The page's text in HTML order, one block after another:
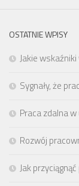
OSTATNIE WPISY
Jakie
Sygnały, że
Praca zdalna
Rozwój
Jak